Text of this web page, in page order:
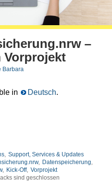
–
Vorprojekt
Barbara
in Deutsch.
, Support, Services & Updates
, Datenspeicherung,
, Kick-Off, Vorprojekt
sind geschlossen